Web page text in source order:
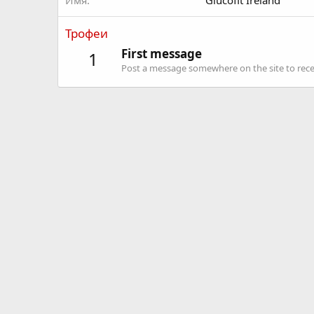
Трофеи
1 First message
Post a message somewhere on the site to